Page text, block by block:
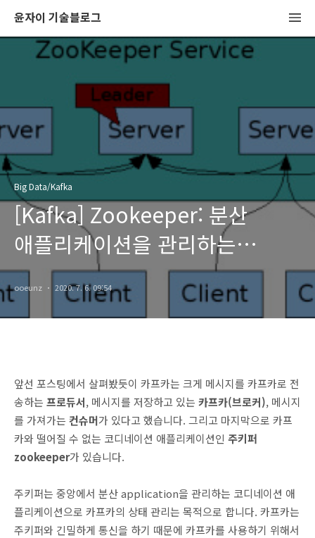
윤자이 기술블로그
Big Data/Kafka
[Kafka] Zookeeper: 분산
애플리케이션을 관리하는
코디네이션 시스템
ooeunz 2020. 7. 6. 09:54
앞선 포스팅에서 살펴봤듯이 카프카는 크게 메시지를 카프카로 전
송하는 프로듀서, 메시지를 저장하고 있는 카프카(브로커), 메시지
를 가져가는 컨슈머가 있다고 했습니다. 그리고 마지막으로 카프
카와 떨어질 수 없는 코디네이션 애플리케이션인 주키퍼
zookeeper가 있습니다.
주키퍼는 중앙에서 분산 application을 관리하는 코디네이션 애
플리케이션으로 카프카의 상태 관리는 목적으로 합니다. 카프카는
주키퍼와 긴밀하게 통신을 하기 때문에 카프카를 사용하기 위해서